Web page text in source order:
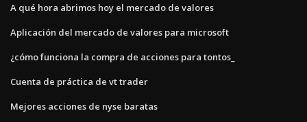
A qué hora abrimos hoy el mercado de valores
Aplicación del mercado de valores para microsoft
¿cómo funciona la compra de acciones para tontos_
Cuenta de práctica de vt trader
Mejores acciones de nyse baratas